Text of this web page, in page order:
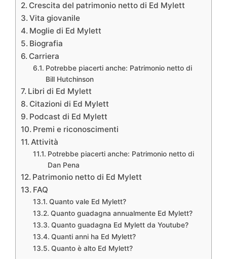
Crescita del patrimonio netto di Ed Mylett
Vita giovanile
Moglie di Ed Mylett
Biografia
Carriera
Potrebbe piacerti anche: Patrimonio netto di
Bill Hutchinson
Libri di Ed Mylett
Citazioni di Ed Mylett
Podcast di Ed Mylett
Premi e riconoscimenti
Attività
Potrebbe piacerti anche: Patrimonio netto di
Dan Pena
Patrimonio netto di Ed Mylett
FAQ
Quanto vale Ed Mylett?
Quanto guadagna annualmente Ed Mylett?
Quanto guadagna Ed Mylett da Youtube?
Quanti anni ha Ed Mylett?
Quanto è alto Ed Mylett?